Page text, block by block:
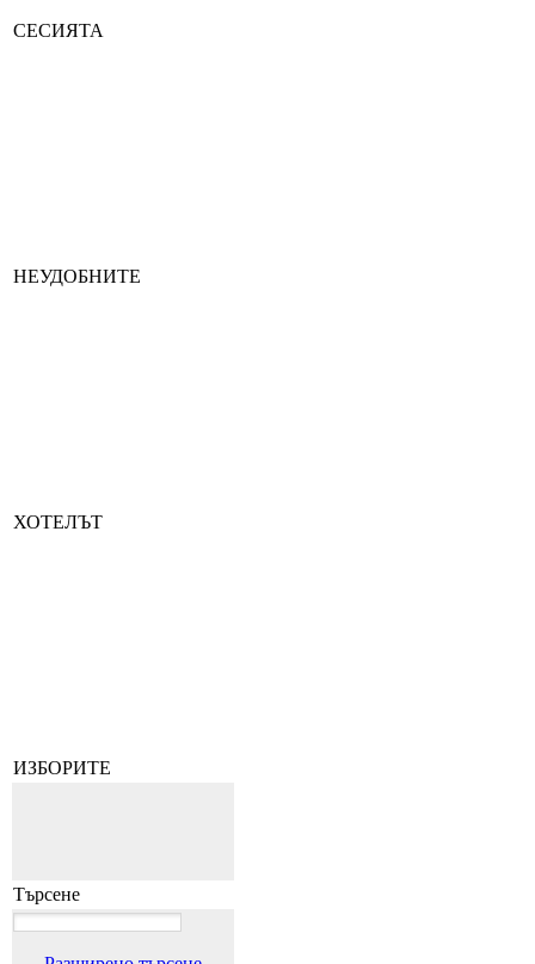
СЕСИЯТА
НЕУДОБНИТЕ
ХОТЕЛЪТ
ИЗБОРИТЕ
Търсене